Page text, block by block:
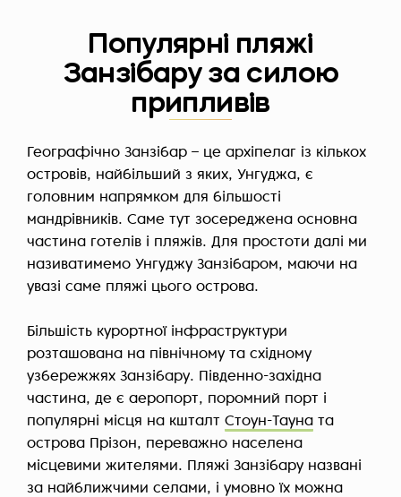
Популярні пляжі
Занзібару за силою
припливів
Географічно Занзібар – це архіпелаг із кількох
островів, найбільший з яких, Унгуджа, є
головним напрямком для більшості
мандрівників. Саме тут зосереджена основна
частина готелів і пляжів. Для простоти далі ми
називатимемо Унгуджу Занзібаром, маючи на
увазі саме пляжі цього острова.
Більшість курортної інфраструктури
розташована на північному та східному
узбережжях Занзібару. Південно-західна
частина, де є аеропорт, поромний порт і
популярні місця на кшталт Стоун-Тауна та
острова Прізон, переважно населена
місцевими жителями. Пляжі Занзібару названі
за найближчими селами, і умовно їх можна